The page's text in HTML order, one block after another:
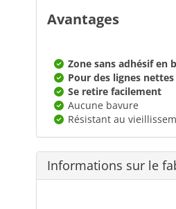
Avantages
Zone sans adhésif en
Pour des lignes
Se retire facilement
Aucune bavure
Résistant au
Informations sur le